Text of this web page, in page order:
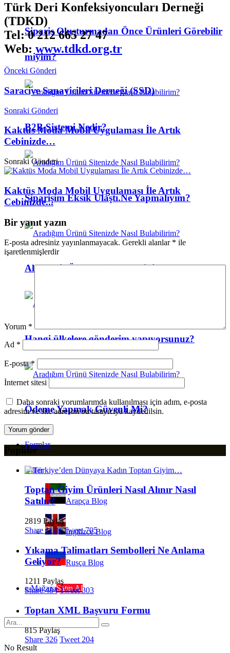
Sipariş Oluşturmadan Önce Ürünleri Görebilir
miyim?
B2B Sistemi Nedir?
Siparişim Eksik Ulaştı.Ne Yapmalıyım?
Alternatif Ödeme Yöntemleriniz Var mı?
Hangi ülkelere gönderim yapıyorsunuz?
Ödeme Yapmak Güvenli Mi?
Formlar
Diller
Arapça Blog
İngilizce Blog
Rusça Blog
e-MağazaSatın Al
No Result
Türk Deri Konfeksiyoncuları Derneği
(TDKD)
Tel: 0 212 665 27 47
Web: www.tdkd.org.tr
Önceki Gönderi
Saraciye Sanayicileri Derneği (SSD)
Sonraki Gönderi
Kaktüs Moda Mobil Uygulaması İle Artık
Cebinizde…
Sonraki Gönderi
Kaktüs Moda Mobil Uygulaması İle Artık
Cebinizde...
Bir yanıt yazın
E-posta adresiniz yayınlanmayacak. Gerekli alanlar * ile
işaretlenmişlerdir
Yorum *
Ad *
E-posta*
İnternet sitesi
Daha sonraki yorumlarımda kullanılması için adım, e-posta
adresim ve site adresim bu tarayıcıya kaydedilsin.
Popüler
Toptan Giyim Ürünleri Nasıl Alınır Nasıl
Satılır?
2819 Paylaş
Share 1128 Tweet 705
Yıkama Talimatları Sembolleri Ne Anlama
Geliyor?
1211 Paylaş
Share 484 Tweet 303
Toptan XML Başvuru Formu
815 Paylaş
Share 326 Tweet 204